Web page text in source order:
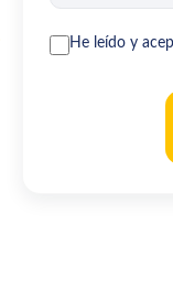
He leído y